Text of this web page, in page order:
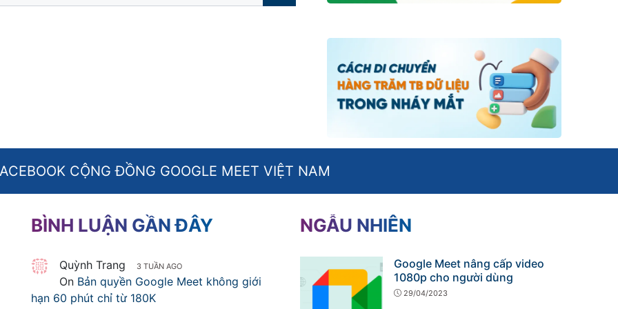
CỘNG ĐỒNG GOOGLE MEET VIỆT NAM
BÌNH LUẬN GẦN ĐÂY
Quỳnh Trang 3 TUẦN AGO
On Bản quyền Google Meet không giới
hạn 60 phút chỉ từ 180K
NGẪU NHIÊN
Google Meet nâng cấp video
1080p cho người dùng
29/04/2023